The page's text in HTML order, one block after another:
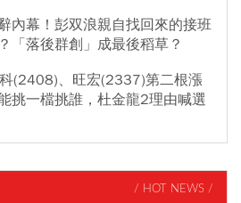
內幕！彭双浪親自找回來的接班
「落後群創」成最後稻草？
(2408)、旺宏(2337)第二根漲
挑一檔挑誰，杜金龍2理由喊選
/ HOT NEWS /